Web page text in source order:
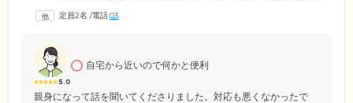
アを行う「ユニット制」を導入しています。ご入居者様ができることは
る環境です。
定員2名 /電話03
5.0
自宅から近いので何かと便利
親身になって話を聞いてくださりました。対応も悪くなかったで